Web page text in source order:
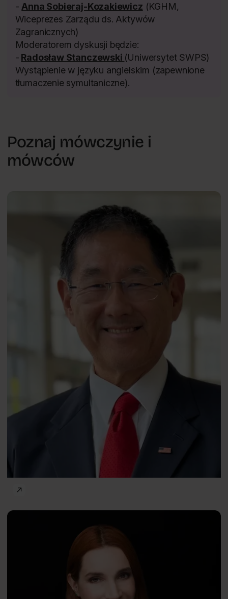
- Anna Sobieraj-Kozakiewicz (KGHM,
Wiceprezes Zarządu ds. Aktywów
Zagranicznych)
Moderatorem dyskusji będzie:
- Radosław Stanczewski (Uniwersytet SWPS)
Wystąpienie w języku angielskim (zapewnione
tłumaczenie symultaniczne).
Poznaj mówczynie i
mówców
Manipulacja i wpływ społeczny
Maria